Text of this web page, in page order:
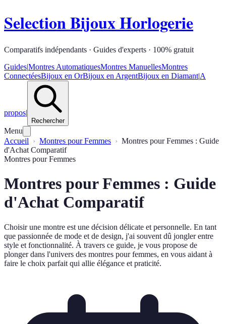
Selection Bijoux Horlogerie
Comparatifs indépendants · Guides d'experts · 100% gratuit
Guides|Montres AutomatiquesMontres ManuellesMontres
ConnectéesBijoux en OrBijoux en ArgentBijoux en Diamant|A
propos|
Rechercher
Menu
Accueil
Montres pour Femmes
Montres pour Femmes : Guide
d'Achat Comparatif
Montres pour Femmes
Montres pour Femmes : Guide
d'Achat Comparatif
Choisir une montre est une décision délicate et personnelle. En tant
que passionnée de mode et de design, j'ai souvent dû jongler entre
style et fonctionnalité. À travers ce guide, je vous propose de
plonger dans l'univers des montres pour femmes, en vous aidant à
faire le choix parfait qui allie élégance et praticité.